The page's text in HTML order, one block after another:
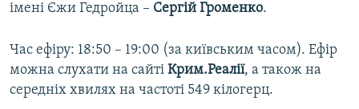
імені Єжи Гедройца – Сергій Громенко.
Час ефіру: 18:50 – 19:00 (за київським часом). Ефір
можна слухати на сайті Крим.Реалії, а також на
середніх хвилях на частоті 549 кілогерц.